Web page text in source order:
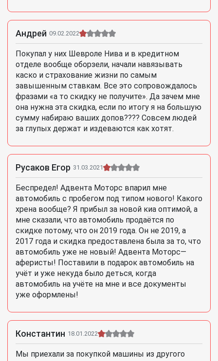
Андрей 09.02.2022
Покупал у них Шевроле Нива и в кредитном
отделе вообще оборзели, начали навязывать
каско и страхование жизни по самым
завышенным ставкам. Все это сопровождалось
фразами «а то скидку не получите». Да зачем мне
она нужна эта скидка, если по итогу я на большую
сумму набираю ваших допов???? Совсем людей
за глупых держат и издеваются как хотят.
Русаков Егор 31.03.2021
Беспредел! Адвента Моторс впарил мне
автомобиль с пробегом под типом нового! Какого
хрена вообще? Я прибыл за новой киа оптимой, а
мне сказали, что автомобиль продаётся по
скидке потому, что он 2019 года. Он не 2019, а
2017 года и скидка предоставлена была за то, что
автомобиль уже не новый! Адвента Моторс—
аферисты! Поставили в подарок автомобиль на
учёт и уже некуда было деться, когда
автомобиль на учёте на мне и все документы
уже оформлены!
Константин 18.01.2022
Мы приехали за покупкой машины из другого